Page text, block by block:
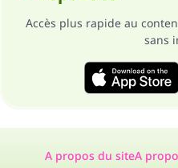
Accès plus rapide au
sans
A propos du siteA